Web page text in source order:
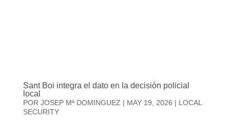
Sant Boi integra el dato en la decisión policial
local
POR JOSEP Mª DOMINGUEZ | MAY 19, 2026 | LOCAL
SECURITY